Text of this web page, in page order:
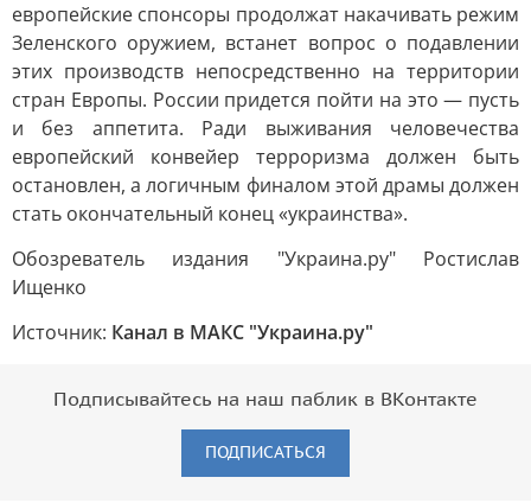
европейские спонсоры продолжат накачивать режим
Зеленского оружием, встанет вопрос о подавлении
этих производств непосредственно на территории
стран Европы. России придется пойти на это — пусть
и без аппетита. Ради выживания человечества
европейский конвейер терроризма должен быть
остановлен, а логичным финалом этой драмы должен
стать окончательный конец «украинства».
Обозреватель издания "Украина.ру" Ростислав
Ищенко
Источник: Канал в МАКС "Украина.ру"
Подписывайтесь на наш паблик в ВКонтакте
ПОДПИСАТЬСЯ